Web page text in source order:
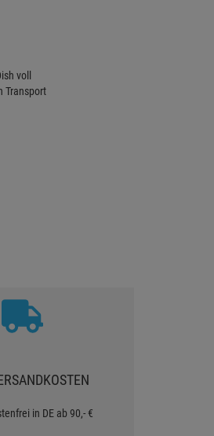
voll
Transport
in DE ab 90,- €